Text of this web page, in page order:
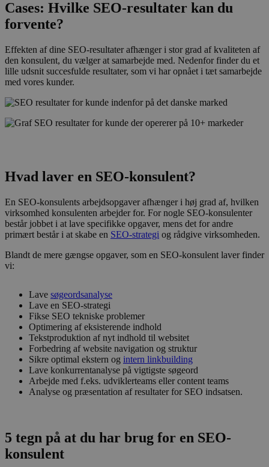
Cases: Hvilke SEO-resultater kan du
forvente?
Effekten af dine SEO-resultater afhænger i stor grad af kvaliteten af
den konsulent, du vælger at samarbejde med. Nedenfor finder du et
lille udsnit succesfulde resultater, som vi har opnået i tæt samarbejde
med vores kunder.
Hvad laver en SEO-konsulent?
En SEO-konsulents arbejdsopgaver afhænger i høj grad af, hvilken
virksomhed konsulenten arbejder for. For nogle SEO-konsulenter
består jobbet i at lave specifikke opgaver, mens det for andre
primært består i at skabe en SEO-strategi og rådgive virksomheden.
Blandt de mere gængse opgaver, som en SEO-konsulent laver finder
vi:
Lave søgeordsanalyse
Lave en SEO-strategi
Fikse SEO tekniske problemer
Optimering af eksisterende indhold
Tekstproduktion af nyt indhold til websitet
Forbedring af website navigation og struktur
Sikre optimal ekstern og intern linkbuilding
Lave konkurrentanalyse på vigtigste søgeord
Arbejde med f.eks. udviklerteams eller content teams
Analyse og præsentation af resultater for SEO indsatsen.
5 tegn på at du har brug for en SEO-
konsulent